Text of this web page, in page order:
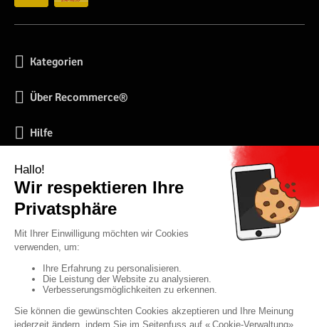
Kategorien
Über Recommerce®
Hilfe
Soziale Netzwerke